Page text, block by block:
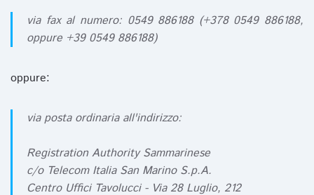
via fax al numero: 0549 886188 (+378 0549 886188,
oppure +39 0549 886188)
oppure:
via posta ordinaria all'indirizzo:
Registration Authority Sammarinese
c/o Telecom Italia San Marino S.p.A.
Centro Uffici Tavolucci - Via 28 Luglio, 212